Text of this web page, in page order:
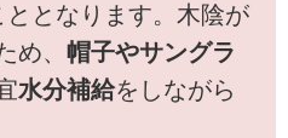
となります。木陰が
め、 帽子やサングラ
水分補給をしながら